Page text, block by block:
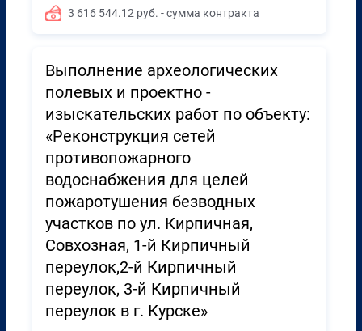
3 616 544.12 руб. - сумма контракта
Выполнение археологических
полевых и проектно -
изыскательских работ по объекту:
«Реконструкция сетей
противопожарного
водоснабжения для целей
пожаротушения безводных
участков по ул. Кирпичная,
Совхозная, 1-й Кирпичный
переулок,2-й Кирпичный
переулок, 3-й Кирпичный
переулок в г. Курске»